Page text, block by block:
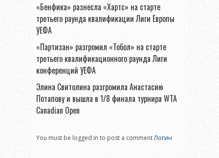
«Бенфика» разнесла «Хартс» на старте
третьего раунда квалификации Лиги Европы
УЕФА
«Партизан» разгромил «Тобол» на старте
третьего квалификационного раунда Лиги
конференций УЕФА
Элина Свитолина разгромила Анастасию
Потапову и вышла в 1/8 финала турнира WTA
Canadian Open
You must be logged in to post a commentЛогин